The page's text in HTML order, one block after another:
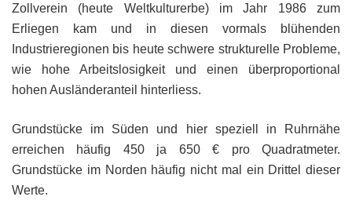
Zollverein (heute Weltkulturerbe) im Jahr 1986 zum
Erliegen kam und in diesen vormals blühenden
Industrieregionen bis heute schwere strukturelle Probleme,
wie hohe Arbeitslosigkeit und einen überproportional
hohen Ausländeranteil hinterliess.
Grundstücke im Süden und hier speziell in Ruhrnähe
erreichen häufig 450 ja 650 € pro Quadratmeter.
Grundstücke im Norden häufig nicht mal ein Drittel dieser
Werte.